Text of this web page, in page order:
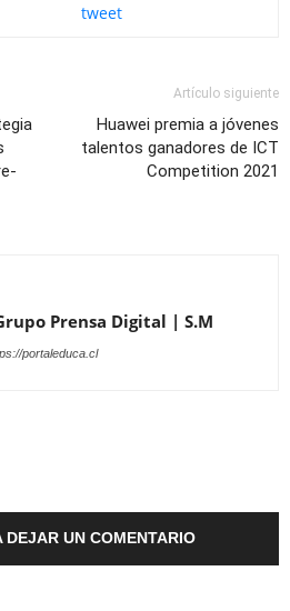
tweet
Artículo siguiente
Huawei premia a jóvenes
talentos ganadores de ICT
Competition 2021
Prensa Digital | S.M
portaleduca.cl
DEJAR UN COMENTARIO